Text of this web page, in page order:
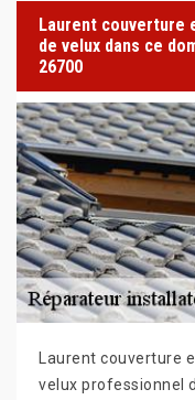
Laurent couverture
de velux dans ce
26700
Laurent couverture
velux professionnel